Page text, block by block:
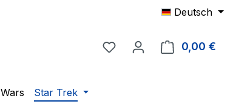
Deutsch
Du hast 0 Produkte auf
0,00 €
Star Trek